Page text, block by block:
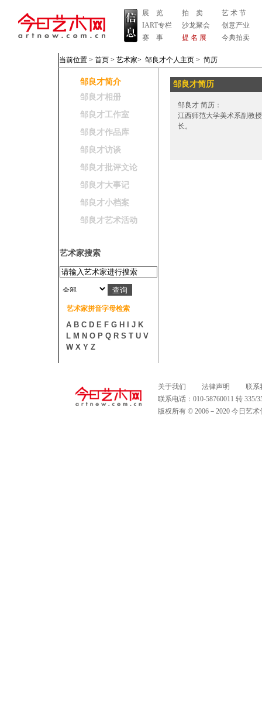
展 览
IART专栏
赛 事
拍 卖
沙龙聚会
提 名 展
艺 术 节
创意产业
今典拍卖
当前位置 > 首页 > 艺术家> 邹良才个人主页 > 简历
邹良才简介
邹良才相册
邹良才工作室
邹良才作品库
邹良才访谈
邹良才批评文论
邹良才大事记
邹良才小档案
邹良才艺术活动
艺术家搜索
艺术家拼音字母检索
A B C D E F G H J K
L M N O P Q R S T U V
W X Y Z
邹良才简历
邹良才 简历：
江西师范大学美术系副教
长。
关于我们 法律声明
联系
联系电话：010-58760011 转
版权所有 © 2006－2020 今日艺